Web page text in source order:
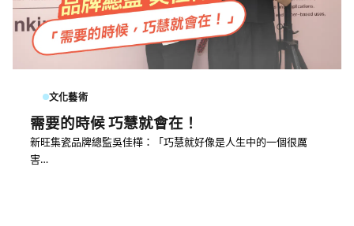
文化藝術
需要的時候 巧慧就會在！
新旺集瓷品牌總監吳佳樺：「巧慧就好像是人生中的一個很厲
害…